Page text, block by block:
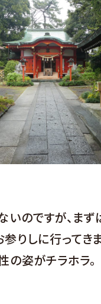
のですが、まず
りしに行ってき
姿がチラホラ。